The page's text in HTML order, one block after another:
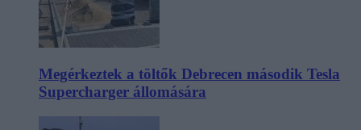
Megérkeztek a töltők Debrecen második Tesla
Supercharger állomására